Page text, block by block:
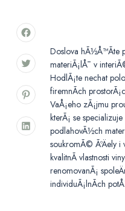
Doslova hÃ½Å™Ã­te
materiÃ¡lÅ¯ v
HodlÃ¡te nechat
firemnÃ­ch
VaÅ¡eho zÃ¡jmu
kterÃ¡ se
podlahovÃ½ch
soukromÃ© ÃºÄely
kvalitnÃ­ vlastnosti
renomovanÃ¡
individuÃ¡lnÃ­ch